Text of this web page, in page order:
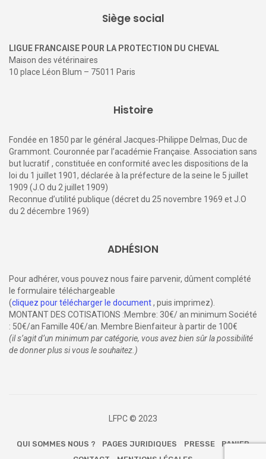
Siège social
LIGUE FRANCAISE POUR LA PROTECTION DU CHEVAL
Maison des vétérinaires
10 place Léon Blum – 75011 Paris
Histoire
Fondée en 1850 par le général Jacques-Philippe Delmas, Duc de
Grammont. Couronnée par l’académie Française. Association sans
but lucratif , constituée en conformité avec les dispositions de la
loi du 1 juillet 1901, déclarée à la préfecture de la seine le 5 juillet
1909 (J.O du 2 juillet 1909)
Reconnue d’utilité publique (décret du 25 novembre 1969 et J.O
du 2 décembre 1969)
ADHÉSION
Pour adhérer, vous pouvez nous faire parvenir, dûment complété
le formulaire téléchargeable
(cliquez pour télécharger le document, puis imprimez).
MONTANT DES COTISATIONS :Membre: 30€/ an minimum Société
: 50€/an Famille 40€/an. Membre Bienfaiteur à partir de 100€
(il s’agit d’un minimum par catégorie, vous avez bien sûr la possibilité
de donner plus si vous le souhaitez.)
LFPC © 2023
QUI SOMMES NOUS ? PAGES JURIDIQUES PRESSE
PANIER